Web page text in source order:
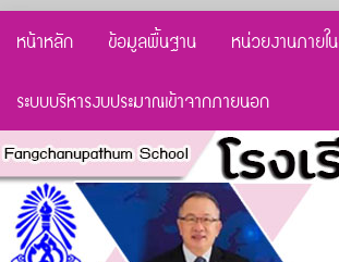
หน้าหลัก ข้อมูลพื้นฐาน หน่วยงานภายใน
ระบบบริหารงบประมาณเข้าจากภายนอก